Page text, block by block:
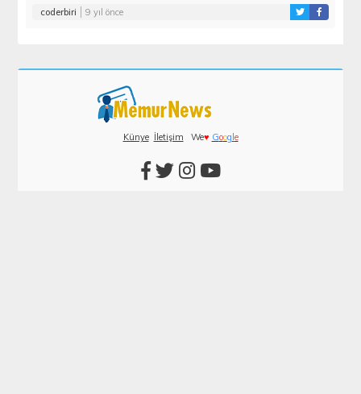
coderbiri 9 yıl önce
Künye İletişim We♥ Goog e